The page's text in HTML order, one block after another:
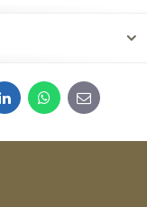
LinkedInWhatsApp
E-
mail